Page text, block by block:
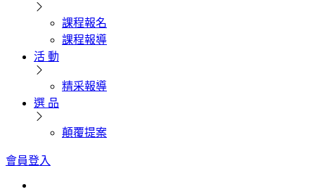
課程報名
課程報導
活 動
精采報導
選 品
顛覆提案
會員登入